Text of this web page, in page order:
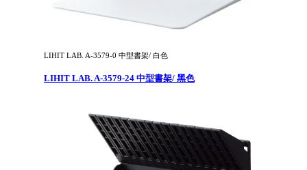
LIHIT LAB. A-3579-0 中型書架/ 白色
LIHIT LAB. A-3579-24 中型書架/ 黑色